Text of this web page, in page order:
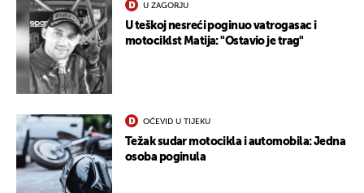
U ZAGORJU
U teškoj nesreći poginuo vatrogasac i
motociklst Matija: "Ostavio je trag"
OČEVID U TIJEKU
Težak sudar motocikla i automobila: Jedna
osoba poginula